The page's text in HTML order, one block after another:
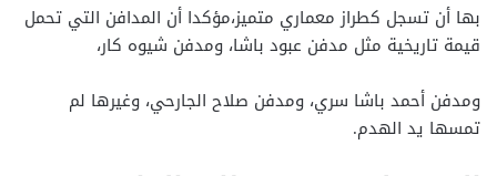
بها أن تسجل كطراز معماري متميز،مؤكدا أن المدافن التي تحمل
قيمة تاريخية مثل مدفن عبود باشا، ومدفن شيوه كار،
ومدفن أحمد باشا سري، ومدفن صلاح الجارحي، وغيرها لم
تمسها يد الهدم.